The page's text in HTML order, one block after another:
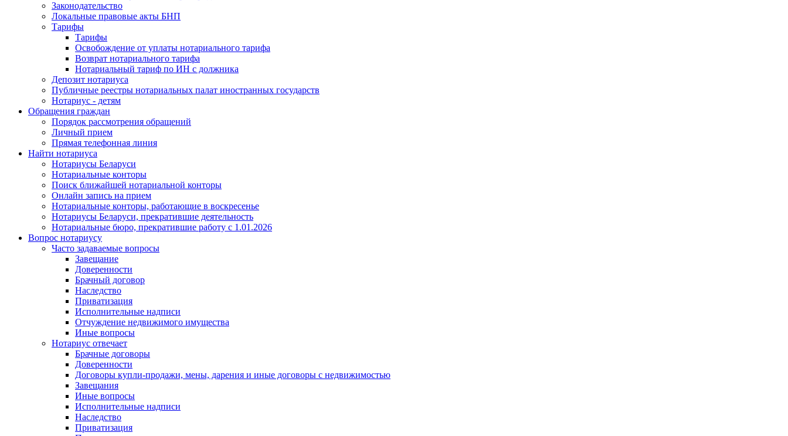
Законодательство
Локальные правовые акты БНП
Тарифы
Тарифы
Освобождение от уплаты нотариального тарифа
Возврат нотариального тарифа
Нотариальный тариф по ИН с должника
Депозит нотариуса
Публичные реестры нотариальных палат иностранных государств
Нотариус - детям
Обращения граждан
Порядок рассмотрения обращений
Личный прием
Прямая телефонная линия
Найти нотариуса
Нотариусы Беларуси
Нотариальные конторы
Поиск ближайшей нотариальной конторы
Онлайн запись на прием
Нотариальные конторы, работающие в воскресенье
Нотариусы Беларуси, прекратившие деятельность
Нотариальные бюро, прекратившие работу с 1.01.2026
Вопрос нотариусу
Часто задаваемые вопросы
Завещание
Доверенности
Брачный договор
Наследство
Приватизация
Исполнительные надписи
Отчуждение недвижимого имущества
Иные вопросы
Нотариус отвечает
Брачные договоры
Доверенности
Договоры купли-продажи, мены, дарения и иные договоры с недвижимостью
Завещания
Иные вопросы
Исполнительные надписи
Наследство
Приватизация